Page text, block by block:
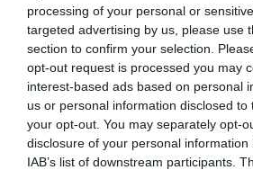
processing of your personal or
targeted advertising by us, please use
section to confirm your selection.
opt-out request is processed you may
interest-based ads based on personal
us or personal information disclosed
your opt-out. You may separately opt-
disclosure of your personal
IAB’s list of downstream participants.
Fredag-Japansk tacos
Vegetarisk alternativ-Indisk
blomkål